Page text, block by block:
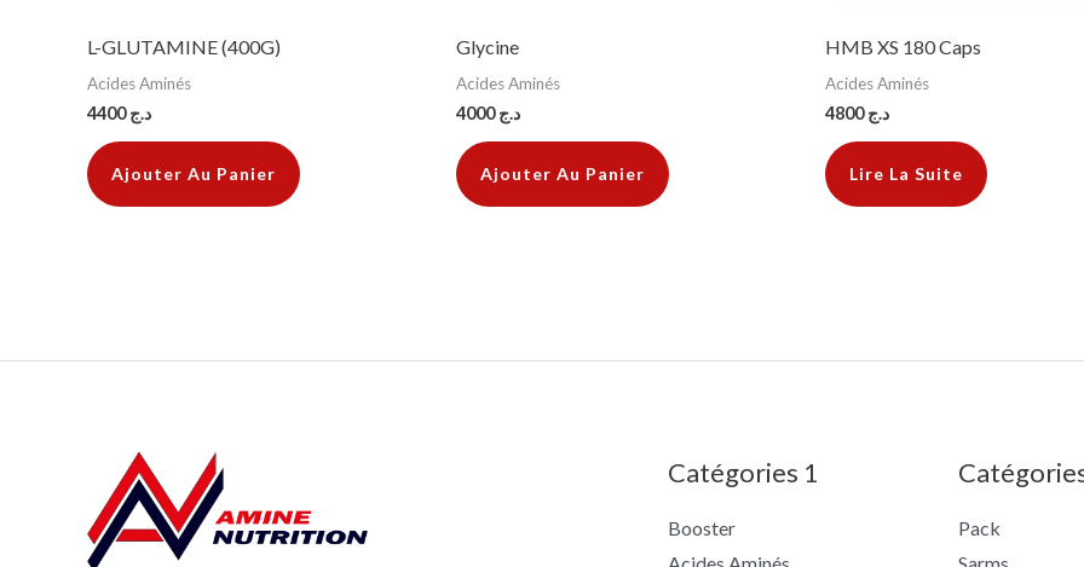
L-GLUTAMINE (400G)
Acides Aminés
د.ج4400
Ajouter Au Panier
Glycine
Acides Aminés
د.ج4000
Ajouter Au Panier
HMB XS 180 Caps
Acides Aminés
د.ج4800
Lire La Suite
Catégories 1
Booster
Pack